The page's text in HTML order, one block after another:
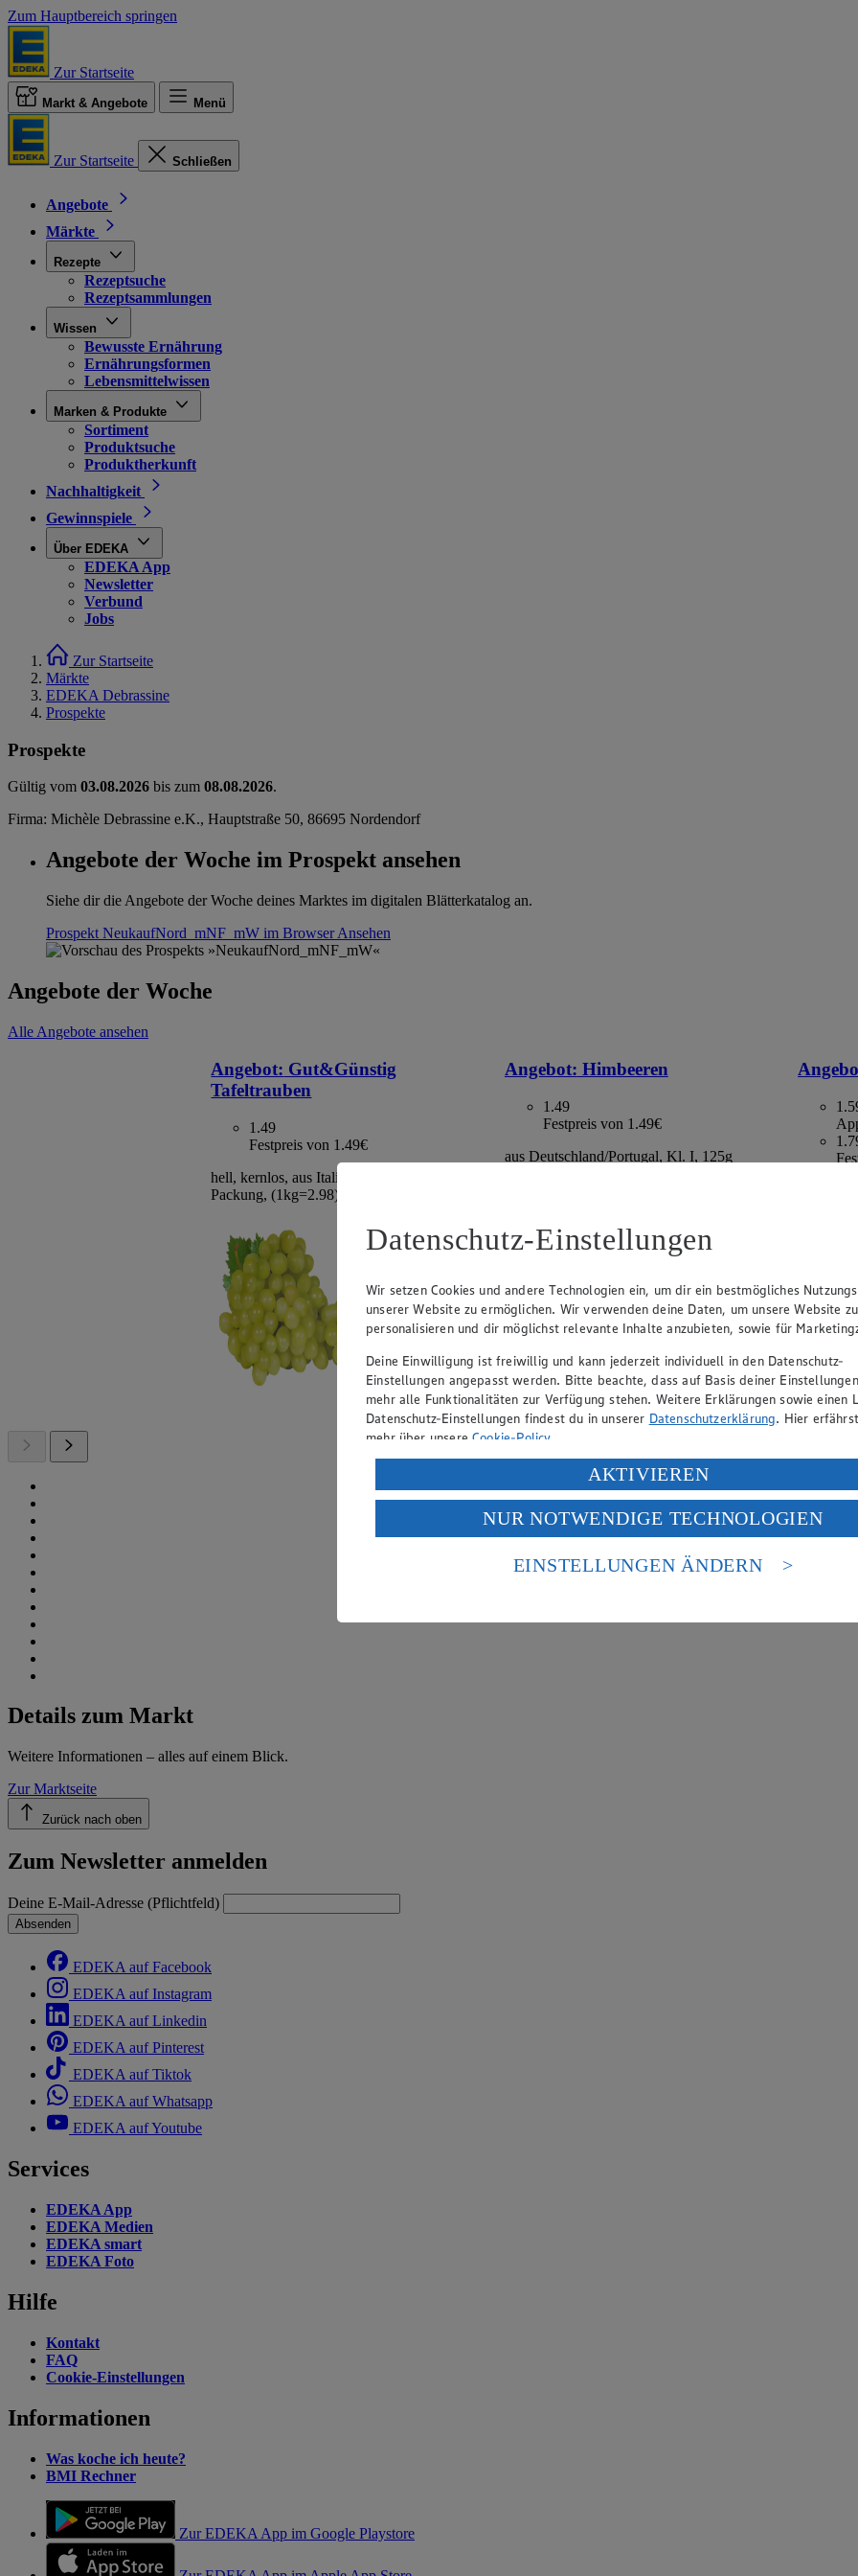
Zum Hauptbereich springen
Zur Startseite
Markt & Angebote Menü
Zur Startseite Schließen
Angebote
Märkte
Rezepte
Rezeptsuche
Rezeptsammlungen
Wissen
Bewusste Ernährung
Ernährungsformen
Lebensmittelwissen
Marken & Produkte
Sortiment
Produktsuche
Produktherkunft
Nachhaltigkeit
Gewinnspiele
Über EDEKA
EDEKA App
Newsletter
Verbund
Jobs
Zur Startseite
Märkte
EDEKA Debrassine
Prospekte
Prospekte
Gültig vom 03.08.2026 bis zum 08.08.2026.
Firma: Michèle Debrassine e.K., Hauptstraße 50, 86695 Nordendorf
Angebote der Woche im Prospekt ansehen
Siehe dir die Angebote der Woche deines Marktes im digitalen Blätterkatalog an.
Prospekt NeukaufNord_mNF_mW im BrowserAnsehen
Angebote der Woche
Alle Angebote ansehen
Angebot: Gut&Günstig
Tafeltrauben
1.49
Festpreis von 1.49€
hell, kernlos, aus Italien/Spanien, Kl. I, 500g
Packung, (1kg=2.98)
Angebot: Himbeeren
1.49
Festpreis von 1.49€
aus Deutschland/Portugal, Kl. I, 125g
Kaktus,
Details zum Markt
Weitere Informationen – alles auf einem Blick.
Zur Marktseite
Zurück nach oben
Zum Newsletter anmelden
Deine E-Mail-Adresse (Pflichtfeld)
Absenden
EDEKA auf Facebook
EDEKA auf Instagram
EDEKA auf Linkedin
EDEKA auf Pinterest
EDEKA auf Tiktok
EDEKA auf Whatsapp
EDEKA auf Youtube
Services
EDEKA App
EDEKA Medien
EDEKA smart
EDEKA Foto
Hilfe
Kontakt
FAQ
Cookie-Einstellungen
Informationen
Was koche ich heute?
BMI Rechner
Zur EDEKA App im Google Playstore
Datenschutz-Einstellungen
Wir setzen Cookies und andere Technologien ein, um dir ein bestmögliches
unserer Website zu ermöglichen. Wir verwenden deine Daten, um unsere Website zu
personalisieren und dir möglichst relevante Inhalte anzubieten, sowie für
Deine Einwilligung ist freiwillig und kann jederzeit individuell in den Datenschutz-
Einstellungen angepasst werden. Bitte beachte, dass auf Basis deiner
mehr alle Funktionalitäten zur Verfügung stehen. Weitere Erklärungen sowie einen
Datenschutz-Einstellungen findest du in unserer Datenschutzerklärung. Hier
mehr über unsereCookie-Policy.
Verarbeitung deiner personenbezogenen Daten in den USA durch Facebook und
Wenn du auf „Aktivieren“ klickst, willigst du im Sinne des Art. 49 Abs. 1 Satz 1 lit.
ein, dass deine Daten in den USA verarbeitet werden. Der EuGH sieht die USA als
einem nach europäischen Standards nicht angemessenen Datenschutzniveau an. Es
Risiko eines Zugriffs durch US-amerikanische Behörden.
AKTIVIEREN
NUR NOTWENDIGE TECHNOLOGIEN
EINSTELLUNGEN ÄNDERN